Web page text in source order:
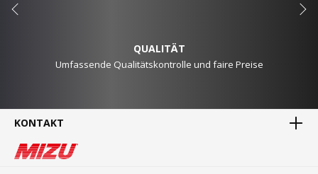
QUALITÄT
Umfassende Qualitätskontrolle und faire Preise
KONTAKT